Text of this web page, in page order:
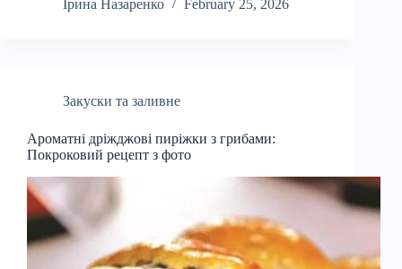
Ірина Назаренко
February 25, 2026
Закуски та заливне
Ароматні дріжджові пиріжки з грибами:
Покроковий рецепт з фото